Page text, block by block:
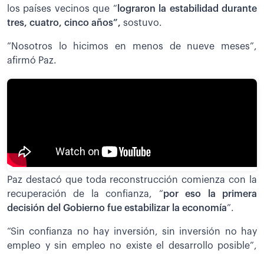
los países vecinos que “ lograron la estabilidad durante
tres, cuatro, cinco años”, sostuvo.
”Nosotros lo hicimos en menos de nueve meses”,
afirmó Paz.
Paz destacó que toda reconstrucción comienza con la
recuperación de la confianza, “por eso la primera
decisión del Gobierno fue estabilizar la economía”.
“Sin confianza no hay inversión, sin inversión no hay
empleo y sin empleo no existe el desarrollo posible”,